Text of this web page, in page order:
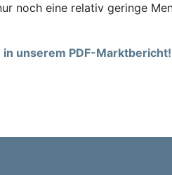
noch eine relativ geringe
unserem PDF-Marktbericht!